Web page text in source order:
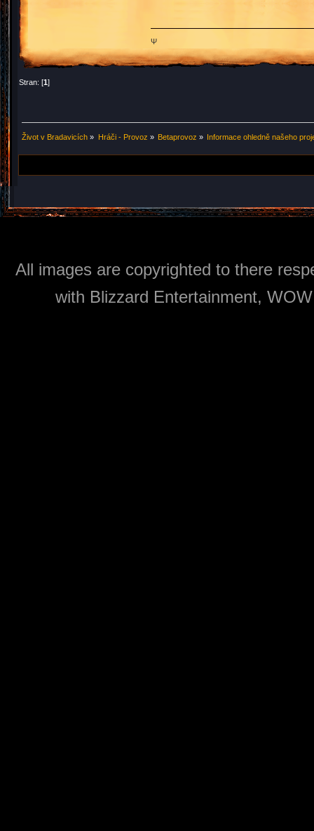
Ψ
Stran: [1]
Život v Bradavicích » Hráči - Provoz » Betaprovoz » Informace ohledně našeho
All images are copyrighted to there
with Blizzard Entertainment,